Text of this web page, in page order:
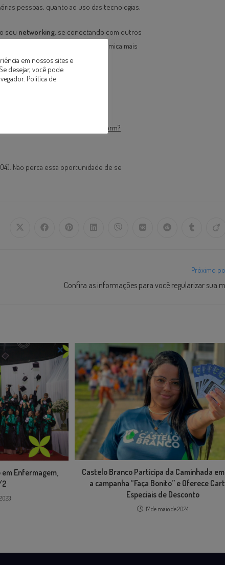
pessoas, quanto ao uso das tecnologias.
seu networking, se conectando com outros
de uma comunidade acadêmica mais
Liqc/viewform?
Não perca essa oportunidade de se
Próximo
Confira as informações para você regularizar sua
Enfermagem,
Castelo Branco Participa da Caminhada
a campanha “Faça Bonito” e Oferece
Especiais de Desconto
17 de maio de 2024
em nossos sites e
desejar, você pode
Política de